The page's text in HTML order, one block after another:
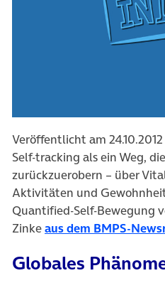
Veröffentlicht am 24.10.2012
Self-tracking als ein Weg,
zurückzuerobern – über
Aktivitäten und
Quantified-Self-Bewegung
Zinkeaus dem BMPS-
Globales